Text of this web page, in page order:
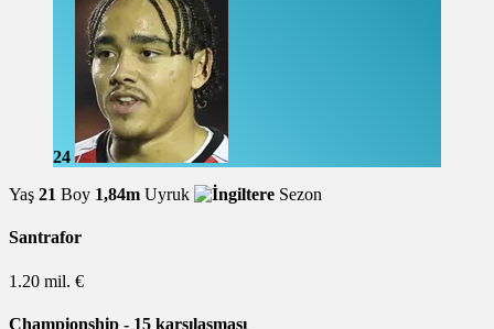
24
Yaş 21 Boy 1,84m Uyruk Sezon
Santrafor
1.20 mil. €
Championship - 15 karşılaşması